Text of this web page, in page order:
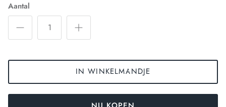
Aantal
IN WINKELMANDJE